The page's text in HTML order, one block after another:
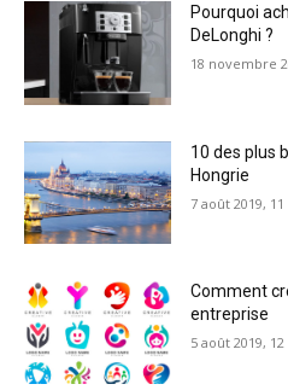
Pourquoi
DeLonghi ?
18 novembre
10 des plus
Hongrie
7 août 2019,
Comment
entreprise
5 août 2019,